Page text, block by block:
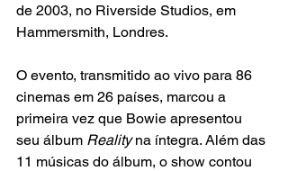
de 2003, no Riverside Studios, em
Hammersmith, Londres.
O evento, transmitido ao vivo para 86
cinemas em 26 países, marcou a
primeira vez que Bowie apresentou
seu álbum Reality na íntegra. Além das
11 músicas do álbum, o show contou